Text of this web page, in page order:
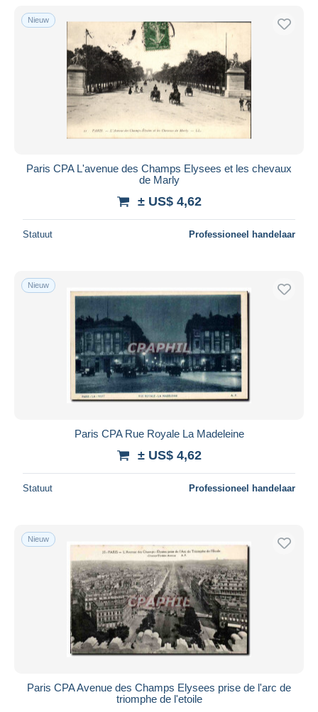
Alleen met korting
Gratis levering
Betaalmiddelen
PayPal
Bankoverschrijving
Visa
Mastercard
iDeal
Woonplaats van de verkoper
Toepassen
Nieuw
Paris CPA L'avenue des Champs Elysees et les chevaux
de Marly
± US$ 4,62
Statuut Professioneel handelaar
Nieuw
Paris CPA Rue Royale La Madeleine
± US$ 4,62
Statuut Professioneel handelaar
Nieuw
Paris CPA Avenue des Champs Elysees prise de l'arc de
triomphe de l'etoile